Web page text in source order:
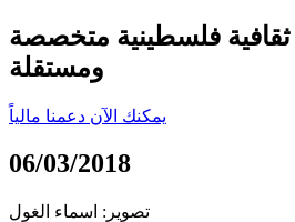
فلسطينية متخصصة
ومستقلة
يمكنك الآن دعمنا مالياً
06/03/2018
تصوير: اسماء الغول